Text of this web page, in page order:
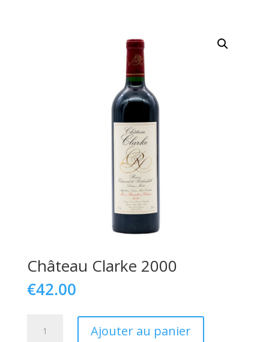
Château Clarke 2000
€42.00
Ajouter au panier